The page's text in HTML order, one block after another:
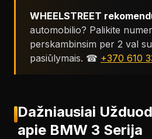
WHEELSTREET
automobilio? Palikite
perskambinsim per 2 val
pasiūlymais. ☎ +370 610
Dažniausiai
apie BMW 3 Serija